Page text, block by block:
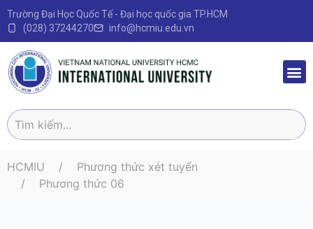
Trường Đại Học Quốc Tế - Đại học quốc gia TP.HCM
(028) 37244270
info@hcmiu.edu.vn
HCMIU
Phương thức xét tuyển
Phương thức 06